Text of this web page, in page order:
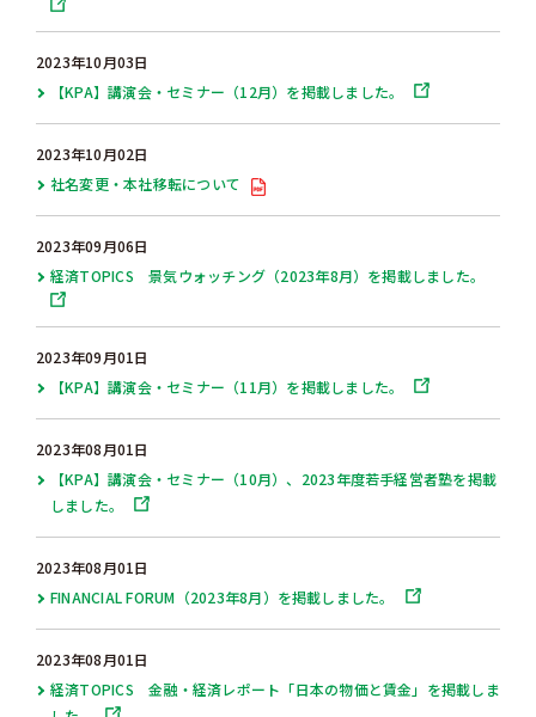
2023年10月03日
【KPA】講演会・セミナー（12月）を掲載しました。
2023年10月02日
社名変更・本社移転について
2023年09月06日
経済TOPICS 景気ウォッチング（2023年8月）を掲載しました。
2023年09月01日
【KPA】講演会・セミナー（11月）を掲載しました。
2023年08月01日
【KPA】講演会・セミナー（10月）、2023年度若手経営者塾を掲載
しました。
2023年08月01日
FINANCIAL FORUM（2023年8月）を掲載しました。
2023年08月01日
経済TOPICS 金融・経済レポート「日本の物価と賃金」を掲載しま